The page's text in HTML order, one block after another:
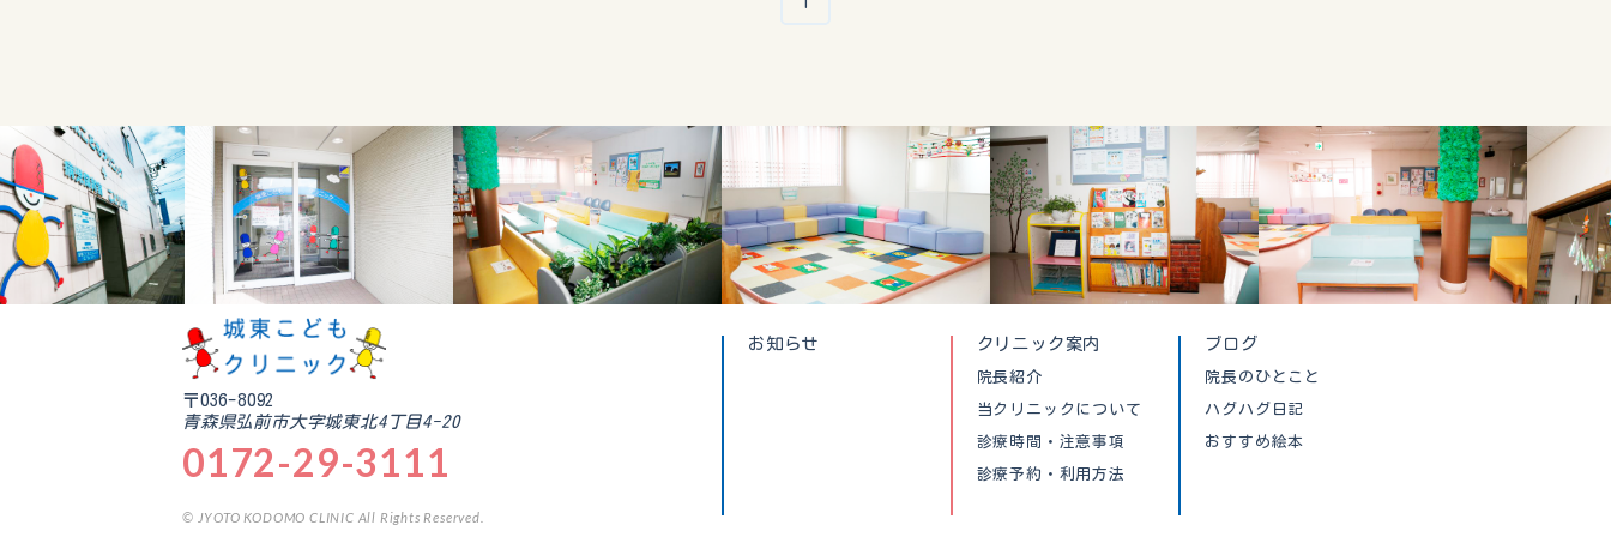
お知らせ クリニック案内
院長紹介
当クリニックについて
診療時間・注意事項
診療予約・利用方法
ブログ
院長のひとこと
ハグハグ日記
おすすめ絵本
〒036-8092
青森県弘前市大字城東北4丁目4-20
0172-29-3111
© JYOTO KODOMO CLINIC All Rights Reserved.